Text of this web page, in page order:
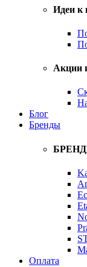
Идеи к
Акции
Блог
Бренды
Оплата